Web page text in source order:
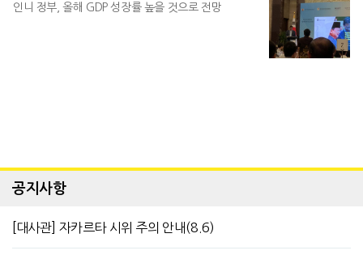
인니 정부, 올해 GDP 성장률 높을 것으로 전망
공지사항
[대사관] 자카르타 시위 주의 안내(8.6)